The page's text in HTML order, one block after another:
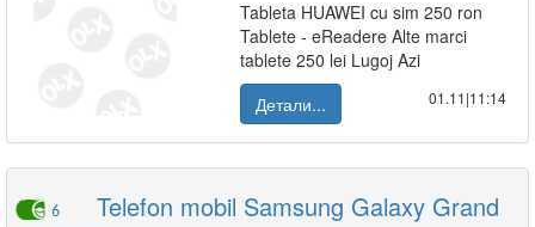
Tableta HUAWEI cu sim 250 ron
Tablete - eReadere Alte marci
tablete 250 lei Lugoj Azi
Детали...
01.11|11:14
6
Telefon mobil Samsung Galaxy Grand